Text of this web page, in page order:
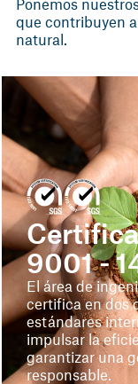
Ponemos
que contribuyen
natural.
9001 -
El área de
certifica en dos
estándares
impulsar la
garantizar una
responsable.